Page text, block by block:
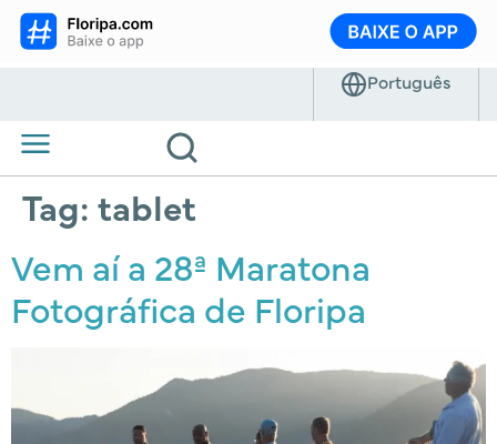
Tag: tablet
Vem aí a 28ª Maratona
Fotográfica de Floripa